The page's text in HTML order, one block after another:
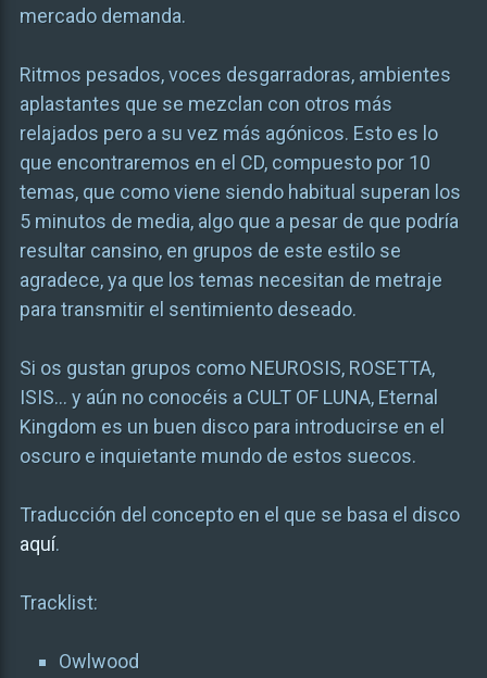
mercado demanda.
Ritmos pesados, voces desgarradoras, ambientes
aplastantes que se mezclan con otros más
relajados pero a su vez más agónicos. Esto es lo
que encontraremos en el CD, compuesto por 10
temas, que como viene siendo habitual superan los
5 minutos de media, algo que a pesar de que podría
resultar cansino, en grupos de este estilo se
agradece, ya que los temas necesitan de metraje
para transmitir el sentimiento deseado.
Si os gustan grupos como NEUROSIS, ROSETTA,
ISIS… y aún no conocéis a CULT OF LUNA, Eternal
Kingdom es un buen disco para introducirse en el
oscuro e inquietante mundo de estos suecos.
Traducción del concepto en el que se basa el disco
aquí.
Tracklist:
Owlwood